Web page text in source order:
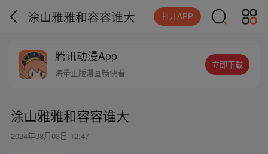
涂山雅雅和容容谁大 打开APP
腾讯动漫App
海量正版漫画畅快看
立即下载
涂山雅雅和容容谁大
2024年08月03日 12:47